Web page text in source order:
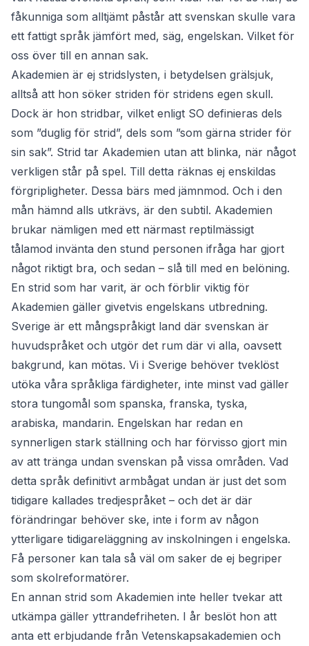
fåkunniga som alltjämt påstår att svenskan skulle vara
ett fattigt språk jämfört med, säg, engelskan. Vilket för
oss över till en annan sak.
Akademien är ej stridslysten, i betydelsen grälsjuk,
alltså att hon söker striden för stridens egen skull.
Dock är hon stridbar, vilket enligt SO definieras dels
som ”duglig för strid”, dels som ”som gärna strider för
sin sak”. Strid tar Akademien utan att blinka, när något
verkligen står på spel. Till detta räknas ej enskildas
förgripligheter. Dessa bärs med jämnmod. Och i den
mån hämnd alls utkrävs, är den subtil. Akademien
brukar nämligen med ett närmast reptilmässigt
tålamod invänta den stund personen ifråga har gjort
något riktigt bra, och sedan – slå till med en belöning.
En strid som har varit, är och förblir viktig för
Akademien gäller givetvis engelskans utbredning.
Sverige är ett mångspråkigt land där svenskan är
huvudspråket och utgör det rum där vi alla, oavsett
bakgrund, kan mötas. Vi i Sverige behöver tveklöst
utöka våra språkliga färdigheter, inte minst vad gäller
stora tungomål som spanska, franska, tyska,
arabiska, mandarin. Engelskan har redan en
synnerligen stark ställning och har förvisso gjort min
av att tränga undan svenskan på vissa områden. Vad
detta språk definitivt armbågat undan är just det som
tidigare kallades tredjespråket – och det är där
förändringar behöver ske, inte i form av någon
ytterligare tidigareläggning av inskolningen i engelska.
Få personer kan tala så väl om saker de ej begriper
som skolreformatörer.
En annan strid som Akademien inte heller tvekar att
utkämpa gäller yttrandefriheten. I år beslöt hon att
anta ett erbjudande från Vetenskapsakademien och